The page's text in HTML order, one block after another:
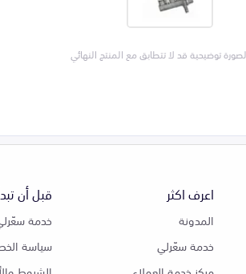
توضيحية قد لا تتطابق مع المنتج النهائي
اعرف اكثر
المدونة
خدمة سعّرلي
قبل أن
خدمة
سياسة